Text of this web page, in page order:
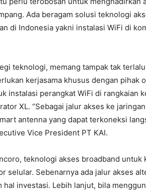
Ada beragam solusi teknologi
di Indonesia yakni instalasi WiFi di
teknologi, memang tampak tak
kerjasama khusus dengan pihak
instalasi perangkat WiFi di rangkaian
XL. “Sebagai jalur akses ke
antenna yang dapat terkoneksi
Vice President PT KAI.
teknologi akses broadband
selular. Sebenarnya ada jalur akses
hal investasi. Lebih lanjut, bila